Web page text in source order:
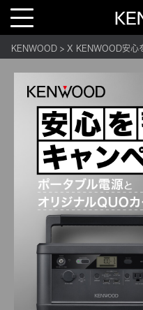
T
l
e
n
KENWOOD X KENWOOD安心